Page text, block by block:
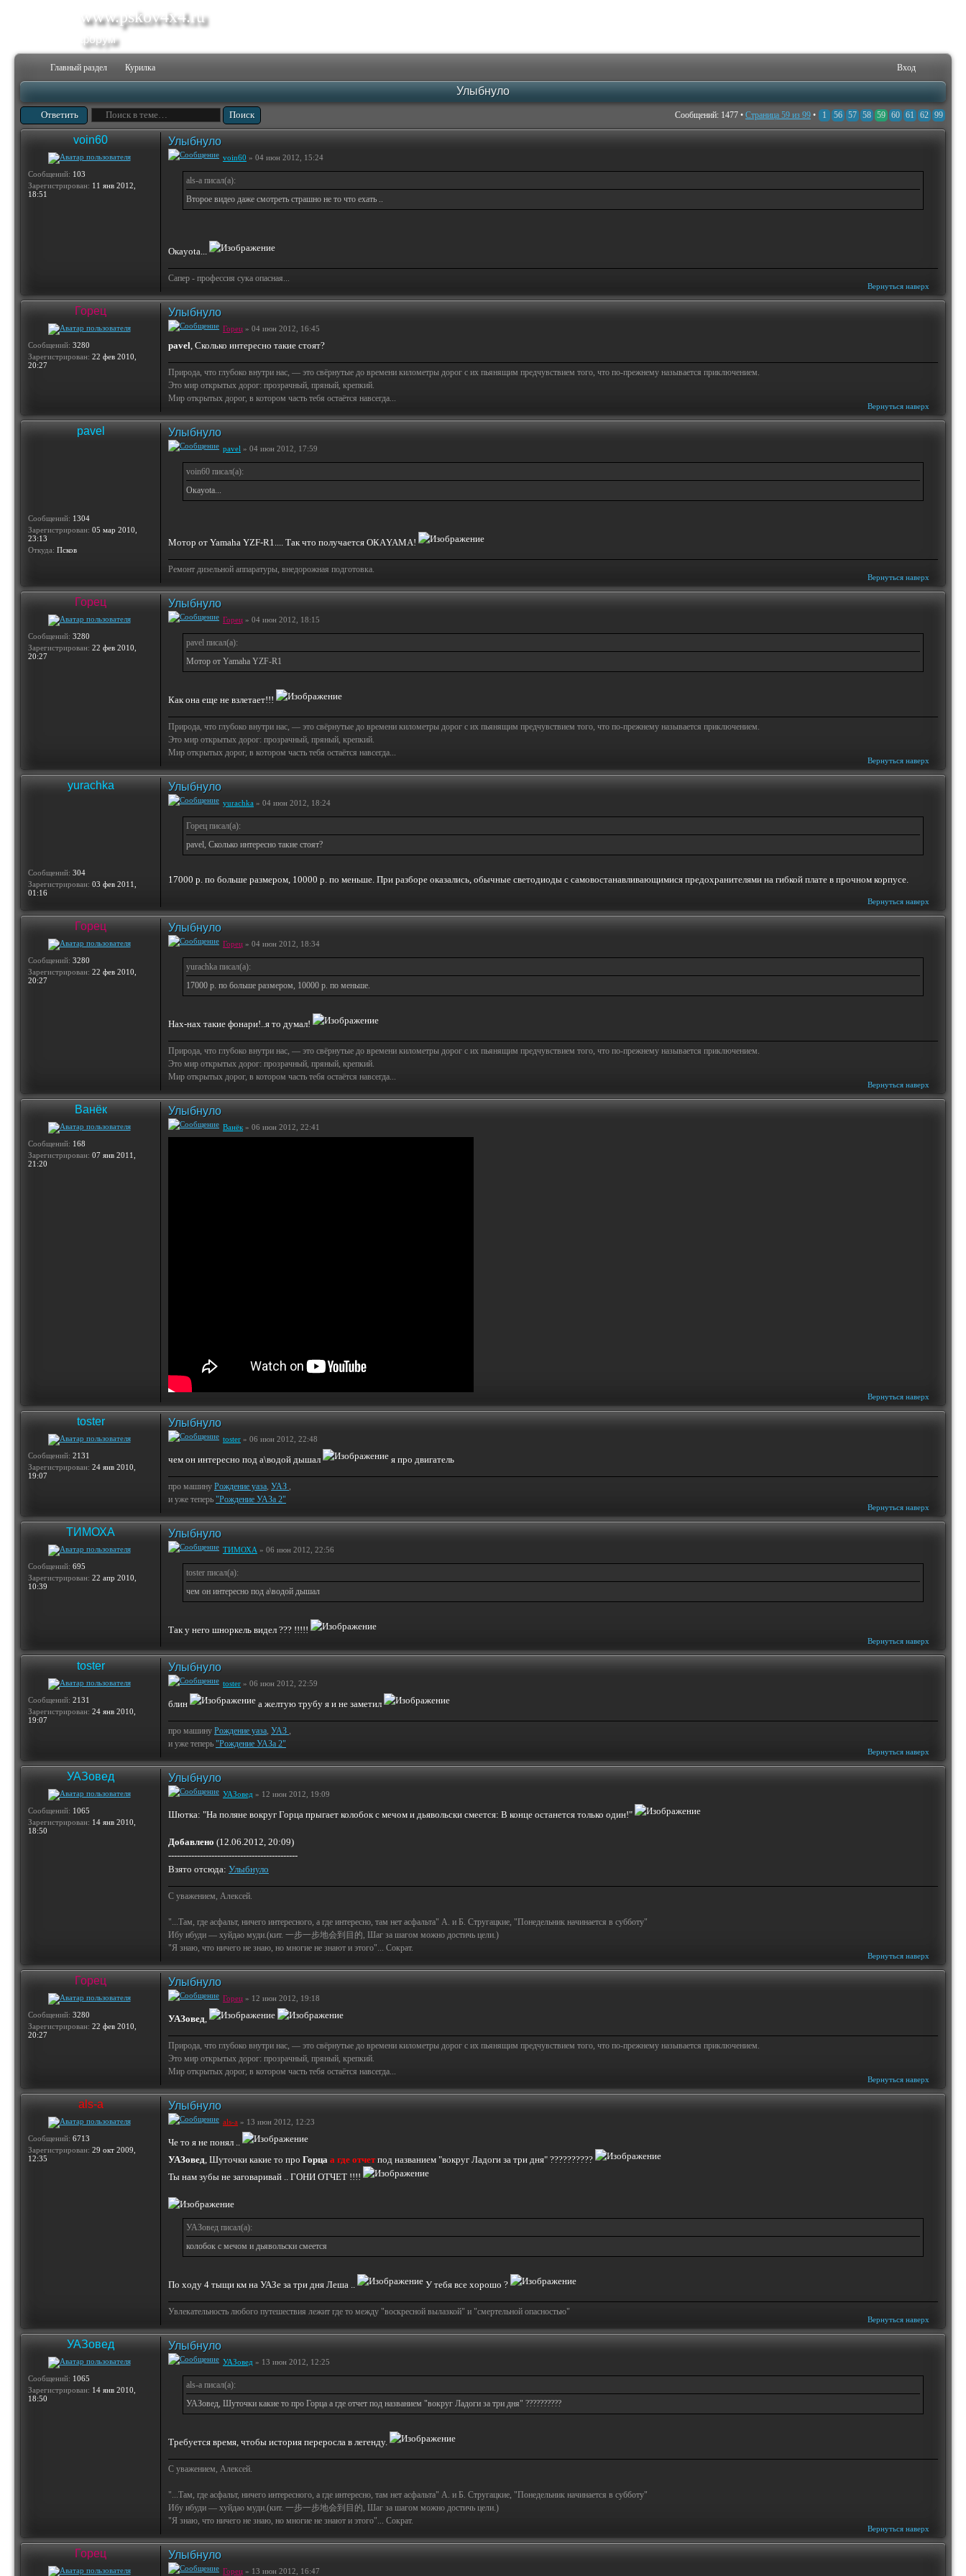
www.pskov4x4.ru
форум
Главный раздел Курилка Вход
Улыбнуло
Ответить Сообщений: 1477 • Страница 59 из 99 • 1 56 57 58 59 60 61 62 99
voin60
Сообщений: 103
Зарегистрирован: 11 янв 2012,
18:51
Улыбнуло
voin60 » 04 июн 2012, 15:24
als-a писал(а):
Второе видео даже смотреть страшно не то что ехать ..
Окаyota...
Сапер - профессия сука опасная...
Вернуться наверх
Горец
Сообщений: 3280
Зарегистрирован: 22 фев 2010,
20:27
Улыбнуло
Горец » 04 июн 2012, 16:45
pavel, Сколько интересно такие стоят?
Природа, что глубоко внутри нас, — это свёрнутые до времени километры дорог с их пьянящим предчувствием того, что по-прежнему называется приключением.
Это мир открытых дорог: прозрачный, пряный, крепкий.
Мир открытых дорог, в котором часть тебя остаётся навсегда...
Вернуться наверх
pavel
Сообщений: 1304
Зарегистрирован: 05 мар 2010,
23:13
Откуда: Псков
Улыбнуло
pavel » 04 июн 2012, 17:59
voin60 писал(а):
Окаyota...
Мотор от Yamaha YZF-R1.... Так что получается ОКАYAMA!
Ремонт дизельной аппаратуры, внедорожная подготовка.
Вернуться наверх
Горец
Сообщений: 3280
Зарегистрирован: 22 фев 2010,
20:27
Улыбнуло
Горец » 04 июн 2012, 18:15
pavel писал(а):
Мотор от Yamaha YZF-R1
Как она еще не взлетает!!!
Природа, что глубоко внутри нас, — это свёрнутые до времени километры дорог с их пьянящим предчувствием того, что по-прежнему называется приключением.
Это мир открытых дорог: прозрачный, пряный, крепкий.
Мир открытых дорог, в котором часть тебя остаётся навсегда...
Вернуться наверх
yurachka
Сообщений: 304
Зарегистрирован: 03 фев 2011,
01:16
Улыбнуло
yurachka » 04 июн 2012, 18:24
Горец писал(а):
pavel, Сколько интересно такие стоят?
17000 р. по больше размером, 10000 р. по меньше. При разборе оказались, обычные светодиоды с самовостанавливающимися предохранителями на гибкой плате в прочном корпусе.
Вернуться наверх
Горец
Сообщений: 3280
Зарегистрирован: 22 фев 2010,
20:27
Улыбнуло
Горец » 04 июн 2012, 18:34
yurachka писал(а):
17000 р. по больше размером, 10000 р. по меньше.
Нах-нах такие фонари!..я то думал!
Природа, что глубоко внутри нас, — это свёрнутые до времени километры дорог с их пьянящим предчувствием того, что по-прежнему называется приключением.
Это мир открытых дорог: прозрачный, пряный, крепкий.
Мир открытых дорог, в котором часть тебя остаётся навсегда...
Вернуться наверх
Ванёк
Сообщений: 168
Зарегистрирован: 07 янв 2011,
21:20
Улыбнуло
Ванёк » 06 июн 2012, 22:41
Вернуться наверх
toster
Сообщений: 2131
Зарегистрирован: 24 янв 2010,
19:07
Улыбнуло
toster » 06 июн 2012, 22:48
чем он интересно под а\водой дышал я про двигатель
про машину Рождение уаза, УАЗ ,
и уже теперь "Рождение УАЗа 2"
Вернуться наверх
ТИМОХА
Сообщений: 695
Зарегистрирован: 22 апр 2010,
10:39
Улыбнуло
ТИМОХА » 06 июн 2012, 22:56
toster писал(а):
чем он интересно под а\водой дышал
Так у него шноркель видел ??? !!!!!
Вернуться наверх
toster
Сообщений: 2131
Зарегистрирован: 24 янв 2010,
19:07
Улыбнуло
toster » 06 июн 2012, 22:59
блин а желтую трубу я и не заметил
про машину Рождение уаза, УАЗ ,
и уже теперь "Рождение УАЗа 2"
Вернуться наверх
УАЗовед
Сообщений: 1065
Зарегистрирован: 14 янв 2010,
18:50
Улыбнуло
УАЗовед » 12 июн 2012, 19:09
Шютка: "На поляне вокруг Горца прыгает колобок с мечом и дьявольски смеется: В конце останется только один!"
Добавлено (12.06.2012, 20:09)
---------------------------------------------
Взято отсюда: Улыбнуло
С уважением, Алексей.
"...Там, где асфальт, ничего интересного, а где интересно, там нет асфальта" А. и Б. Стругацкие, "Понедельник начинается в субботу"
Ибу ибуди — хуйдао муди.(кит. 一步一步地会到目的, Шаг за шагом можно достичь цели.)
"Я знаю, что ничего не знаю, но многие не знают и этого"... Сократ.
Вернуться наверх
Горец
Сообщений: 3280
Зарегистрирован: 22 фев 2010,
20:27
Улыбнуло
Горец » 12 июн 2012, 19:18
УАЗовед,
Природа, что глубоко внутри нас, — это свёрнутые до времени километры дорог с их пьянящим предчувствием того, что по-прежнему называется приключением.
Это мир открытых дорог: прозрачный, пряный, крепкий.
Мир открытых дорог, в котором часть тебя остаётся навсегда...
Вернуться наверх
als-a
Сообщений: 6713
Зарегистрирован: 29 окт 2009,
12:35
Улыбнуло
als-a » 13 июн 2012, 12:23
Че то я не понял ..
УАЗовед, Шуточки какие то про Горца а где отчетпод названием "вокруг Ладоги за три дня" ??????????
Ты нам зубы не заговаривай .. ГОНИ ОТЧЕТ !!!!
УАЗовед писал(а):
колобок с мечом и дьявольски смеется
По ходу 4 тыщи км на УАЗе за три дня Леша .. У тебя все хорошо ?
Увлекательность любого путешествия лежит где то между "воскресной вылазкой" и "смертельной опасностью"
Вернуться наверх
УАЗовед
Сообщений: 1065
Зарегистрирован: 14 янв 2010,
18:50
Улыбнуло
УАЗовед » 13 июн 2012, 12:25
als-a писал(а):
УАЗовед, Шуточки какие то про Горца а где отчет под названием "вокруг Ладоги за три дня" ??????????
Требуется время, чтобы история переросла в легенду.
С уважением, Алексей.
"...Там, где асфальт, ничего интересного, а где интересно, там нет асфальта" А. и Б. Стругацкие, "Понедельник начинается в субботу"
Ибу ибуди — хуйдао муди.(кит. 一步一步地会到目的, Шаг за шагом можно достичь цели.)
"Я знаю, что ничего не знаю, но многие не знают и этого"... Сократ.
Вернуться наверх
Горец Улыбнуло
Горец » 13 июн 2012, 16:47